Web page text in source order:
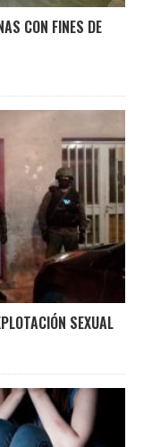
CON FINES DE
SEXUAL